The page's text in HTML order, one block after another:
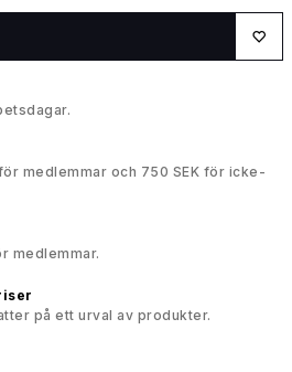
medlemmar och 750 SEK för icke-
medlemmar.
på ett urval av produkter.